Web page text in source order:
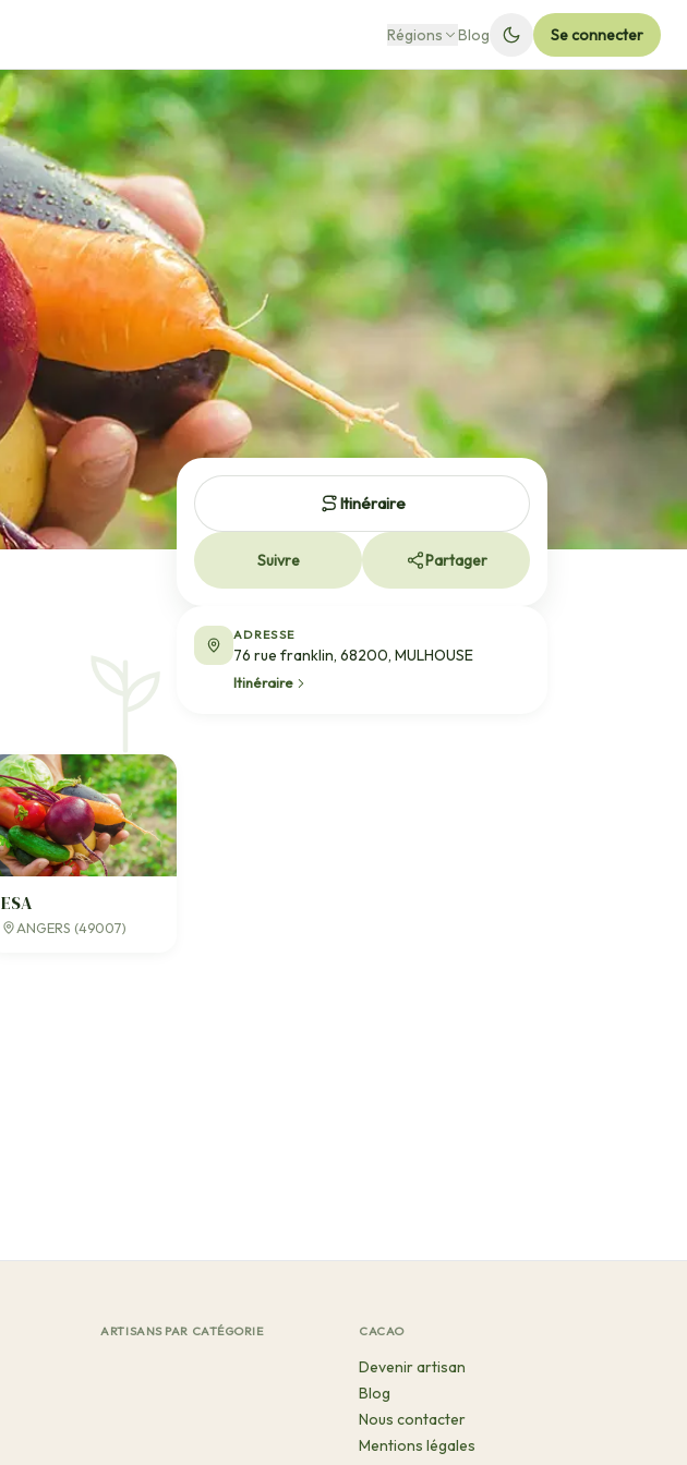
Régions Blog Se connecter
ESA
ANGERS (49007)
Itinéraire
Suivre Partager
ADRESSE
76 rue franklin, 68200, MULHOUSE
Itinéraire
ARTISANS PAR CATÉGORIE CACAO
Devenir artisan
Blog
Nous contacter
Mentions légales